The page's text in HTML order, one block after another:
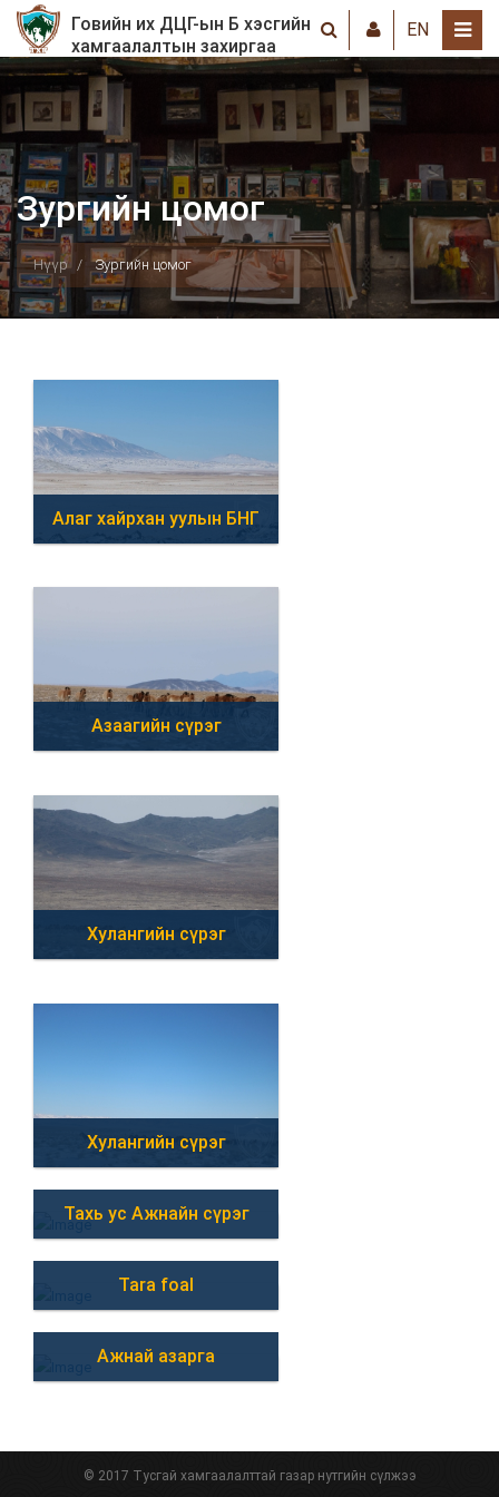
Говийн их ДЦГ-ын Б хэсгийн
хамгаалалтын захиргаа
EN
Зургийн цомог
Нүүр Зургийн цомог
Алаг хайрхан уулын БНГ
Азаагийн сүрэг
Хулангийн сүрэг
Хулангийн сүрэг
Тахь ус Ажнайн сүрэг
Tara foal
Ажнай азарга
© 2017 Тусгай хамгаалалттай газар нутгийн сүлжээ